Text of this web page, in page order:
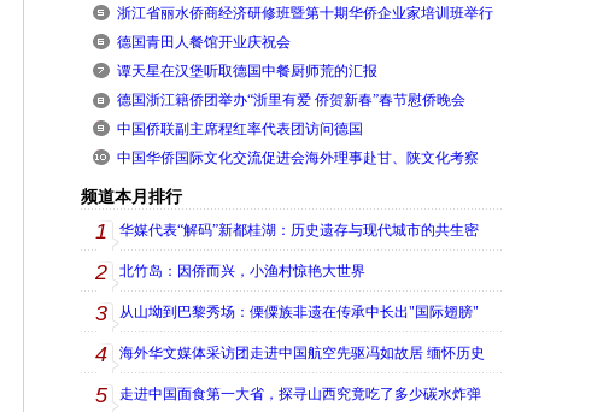
浙江省丽水侨商经济研修班暨第十期华侨企业家培训班举行
德国青田人餐馆开业庆祝会
谭天星在汉堡听取德国中餐厨师荒的汇报
德国浙江籍侨团举办“浙里有爱 侨贺新春”春节慰侨晚会
中国侨联副主席程红率代表团访问德国
中国华侨国际文化交流促进会海外理事赴甘、陕文化考察
频道本月排行
1 华媒代表“解码”新都桂湖：历史遗存与现代城市的共生密
2 北竹岛：因侨而兴，小渔村惊艳大世界
3 从山坳到巴黎秀场：傈僳族非遗在传承中长出"国际翅膀"
4 海外华文媒体采访团走进中国航空先驱冯如故居 缅怀历史
5 走进中国面食第一大省，探寻山西究竟吃了多少碳水炸弹